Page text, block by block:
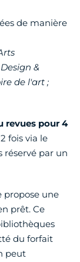
de manière
&
de l'art ;
revues pour 4
fois via le
réservé par un
propose une
prêt. Ce
du forfait
peut